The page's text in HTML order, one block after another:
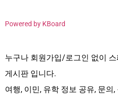
Powered by KBoard
누구나 회원가입/로그인 없이
게시판 입니다.
여행, 이민, 유학 정보 공유, 문의